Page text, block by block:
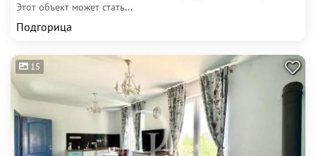
Этот объект может стать...
Подгорица
15